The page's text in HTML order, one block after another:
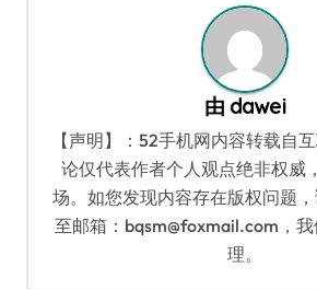
由 dawei
【声明】：52手机网内容转载自
论仅代表作者个人观点绝非权威
场。如您发现内容存在版权问题
至邮箱：bqsm@foxmail.com，
理。